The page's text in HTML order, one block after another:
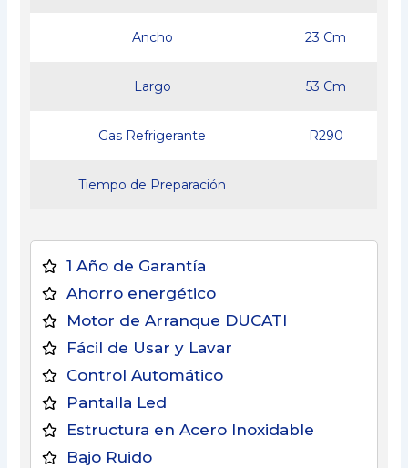
Ancho 23 Cm
Largo 53 Cm
Gas Refrigerante R290
Tiempo de Preparación
1 Año de Garantía
Ahorro energético
Motor de Arranque DUCATI
Fácil de Usar y Lavar
Control Automático
Pantalla Led
Estructura en Acero Inoxidable
Bajo Ruido